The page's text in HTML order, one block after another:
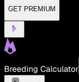
GET PREMIUM
Breeding Calculator